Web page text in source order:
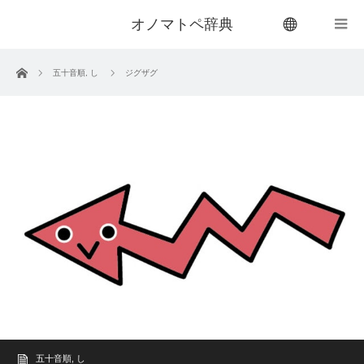
オノマトペ辞典
ホーム 五十音順 し ジグザグ
五十音順 し